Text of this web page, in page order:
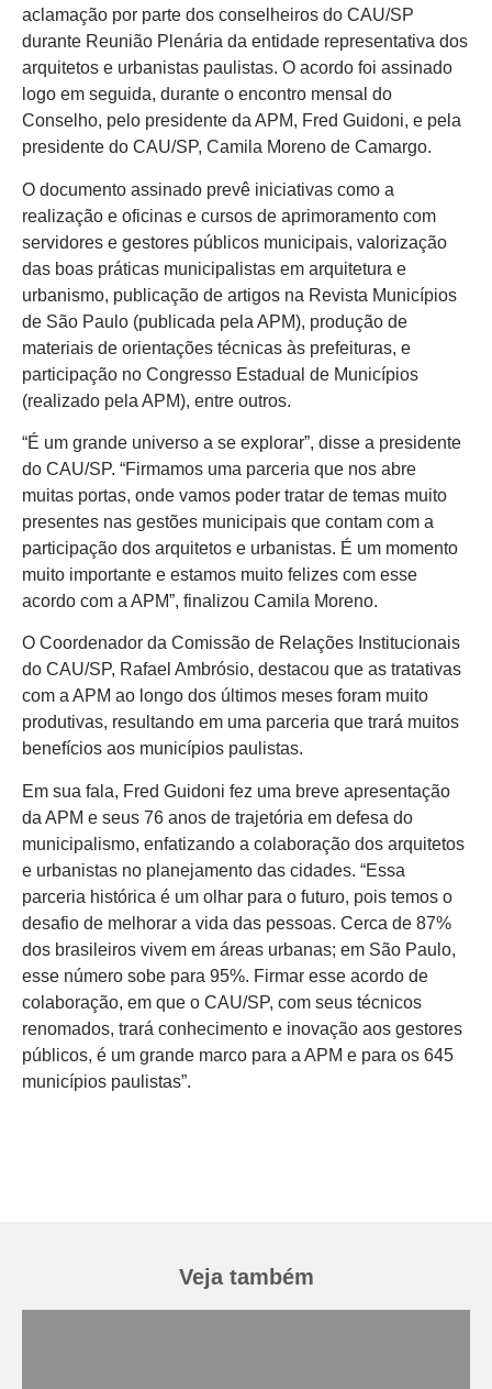
aclamação por parte dos conselheiros do CAU/SP
durante Reunião Plenária da entidade representativa dos
arquitetos e urbanistas paulistas. O acordo foi assinado
logo em seguida, durante o encontro mensal do
Conselho, pelo presidente da APM, Fred Guidoni, e pela
presidente do CAU/SP, Camila Moreno de Camargo.
O documento assinado prevê iniciativas como a
realização e oficinas e cursos de aprimoramento com
servidores e gestores públicos municipais, valorização
das boas práticas municipalistas em arquitetura e
urbanismo, publicação de artigos na Revista Municípios
de São Paulo (publicada pela APM), produção de
materiais de orientações técnicas às prefeituras, e
participação no Congresso Estadual de Municípios
(realizado pela APM), entre outros.
“É um grande universo a se explorar”, disse a presidente
do CAU/SP. “Firmamos uma parceria que nos abre
muitas portas, onde vamos poder tratar de temas muito
presentes nas gestões municipais que contam com a
participação dos arquitetos e urbanistas. É um momento
muito importante e estamos muito felizes com esse
acordo com a APM”, finalizou Camila Moreno.
O Coordenador da Comissão de Relações Institucionais
do CAU/SP, Rafael Ambrósio, destacou que as tratativas
com a APM ao longo dos últimos meses foram muito
produtivas, resultando em uma parceria que trará muitos
benefícios aos municípios paulistas.
Em sua fala, Fred Guidoni fez uma breve apresentação
da APM e seus 76 anos de trajetória em defesa do
municipalismo, enfatizando a colaboração dos arquitetos
e urbanistas no planejamento das cidades. “Essa
parceria histórica é um olhar para o futuro, pois temos o
desafio de melhorar a vida das pessoas. Cerca de 87%
dos brasileiros vivem em áreas urbanas; em São Paulo,
esse número sobe para 95%. Firmar esse acordo de
colaboração, em que o CAU/SP, com seus técnicos
renomados, trará conhecimento e inovação aos gestores
públicos, é um grande marco para a APM e para os 645
municípios paulistas”.
Veja também